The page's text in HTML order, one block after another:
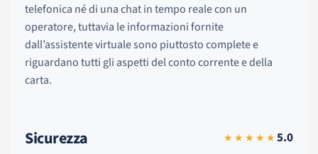
telefonica né di una chat in tempo reale con un
operatore, tuttavia le informazioni fornite
dall’assistente virtuale sono piuttosto complete e
riguardano tutti gli aspetti del conto corrente e della
carta.
Sicurezza ★★★★★5.0